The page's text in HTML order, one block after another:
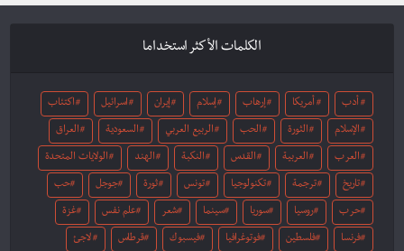
الكلمات الأكثر استخداما
أدب أمريكا إرهاب إسلام إيران اسرائيل اكتئاب
الإسلام الثورة الحب الربيع العربي السعودية العراق
العرب العربية القدس النكبة الهند الولايات المتحدة
تاريخ ترجمة تكنولوجيا تونس ثورة جوجل حب
حرب روسيا سوريا سينما شعر علم نفس غزة
فرنسا فلسطين فوتوغرافيا فيسبوك قرطاس لاجئ